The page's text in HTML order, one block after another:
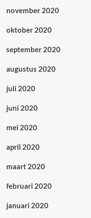
november 2020
oktober 2020
september 2020
augustus 2020
juli 2020
juni 2020
mei 2020
april 2020
maart 2020
februari 2020
januari 2020